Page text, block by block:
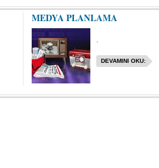
MEDYA PLANLAMA
.
DEVAMINI OKU: